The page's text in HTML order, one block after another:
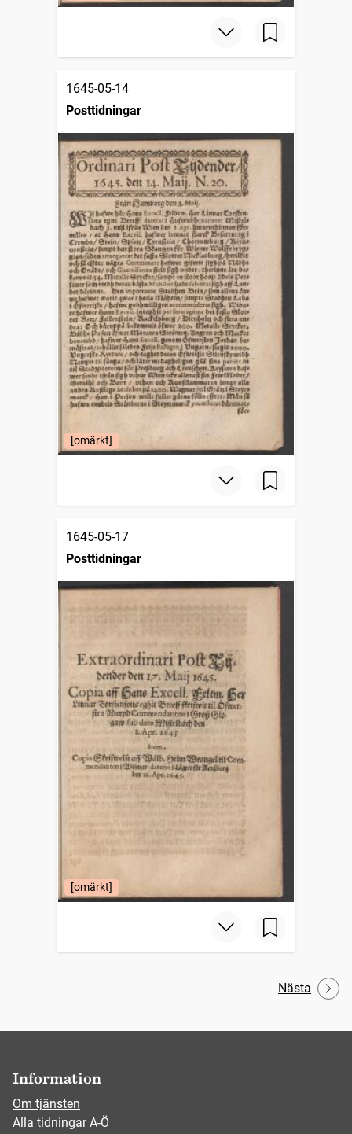
1645-05-14
Posttidningar
[omärkt]
1645-05-17
Posttidningar
[omärkt]
Nästa
Information
Om tjänsten
Alla tidningar A-Ö